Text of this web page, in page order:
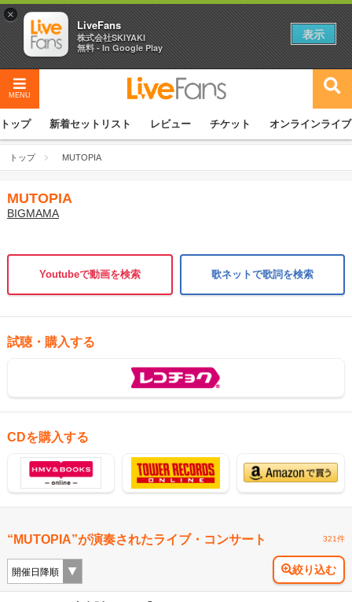
MENU
トップ 新着セットリスト レビュー チケット オンラインライブ
トップ MUTOPIA
MUTOPIA
BIGMAMA
Youtubeで動画を検索 歌ネットで歌詞を検索
試聴・購入する
CDを購入する
“MUTOPIA”が演奏されたライブ・コンサート 321件
絞り込む
×
LiveFans
株式会社SKIYAKI
無料 - In Google Play
表示